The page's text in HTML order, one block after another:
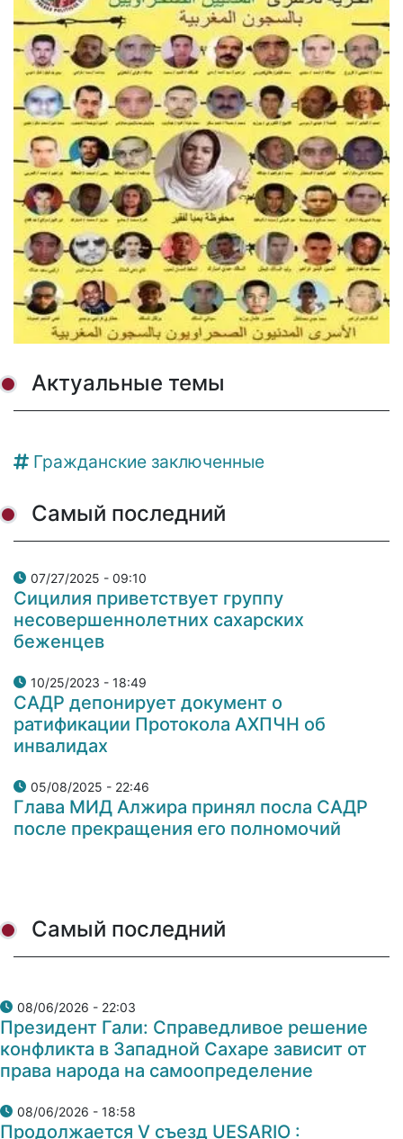
Актуальные темы
Гражданские заключенные
Самый последний
07/27/2025 - 09:10
Сицилия приветствует группу
несовершеннолетних сахарских
беженцев
10/25/2023 - 18:49
САДР депонирует документ о
ратификации Протокола АХПЧН об
инвалидах
05/08/2025 - 22:46
Глава МИД Алжира принял посла САДР
после прекращения его полномочий
Самый последний
08/06/2026 - 22:03
Президент Гали: Справедливое решение
конфликта в Западной Сахаре зависит от
права народа на самоопределение
08/06/2026 - 18:58
Продолжается V съезд UESARIO :